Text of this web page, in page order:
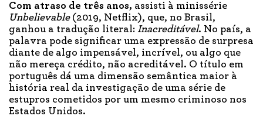
Com atraso de três anos, assisti à minissérie
Unbelievable (2019, Netflix), que, no Brasil,
ganhou a tradução literal: Inacreditável. No país, a
palavra pode significar uma expressão de surpresa
diante de algo impensável, incrível, ou algo que
não mereça crédito, não acreditável. O título em
português dá uma dimensão semântica maior à
história real da investigação de uma série de
estupros cometidos por um mesmo criminoso nos
Estados Unidos.